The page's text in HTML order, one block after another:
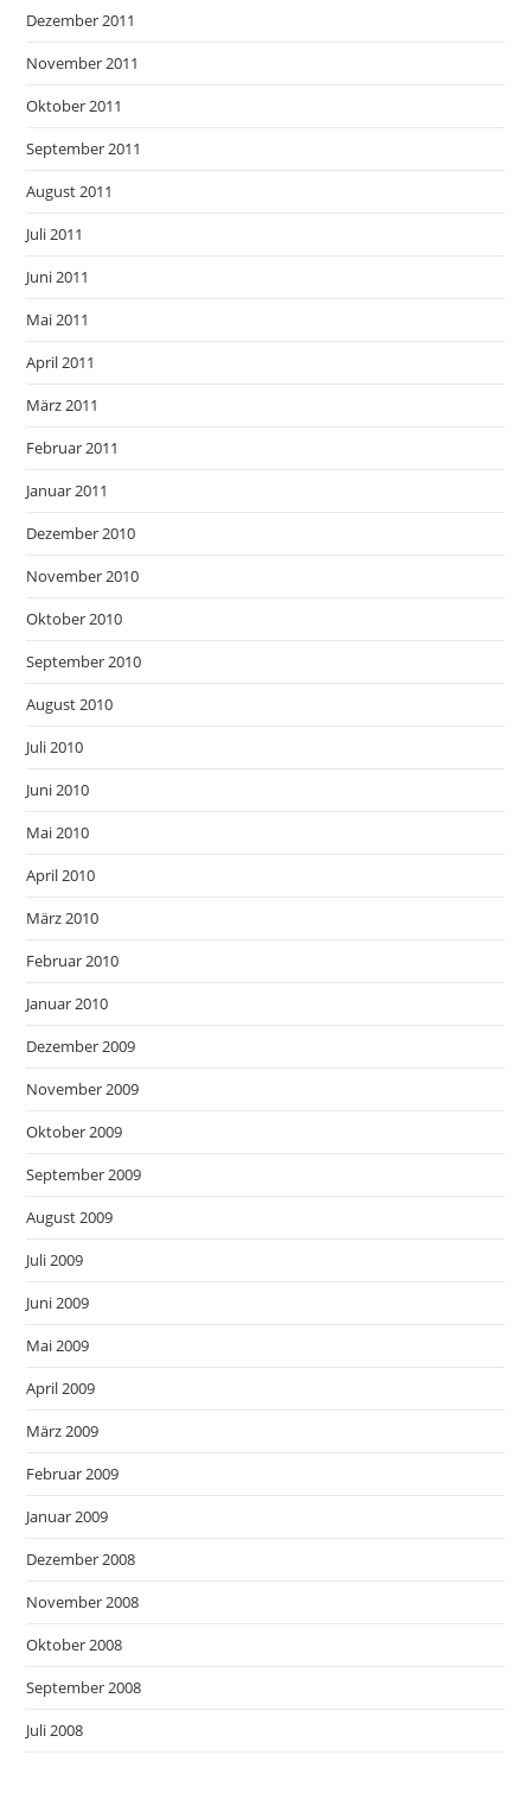
Dezember 2011
November 2011
Oktober 2011
September 2011
August 2011
Juli 2011
Juni 2011
Mai 2011
April 2011
März 2011
Februar 2011
Januar 2011
Dezember 2010
November 2010
Oktober 2010
September 2010
August 2010
Juli 2010
Juni 2010
Mai 2010
April 2010
März 2010
Februar 2010
Januar 2010
Dezember 2009
November 2009
Oktober 2009
September 2009
August 2009
Juli 2009
Juni 2009
Mai 2009
April 2009
März 2009
Februar 2009
Januar 2009
Dezember 2008
November 2008
Oktober 2008
September 2008
Juli 2008